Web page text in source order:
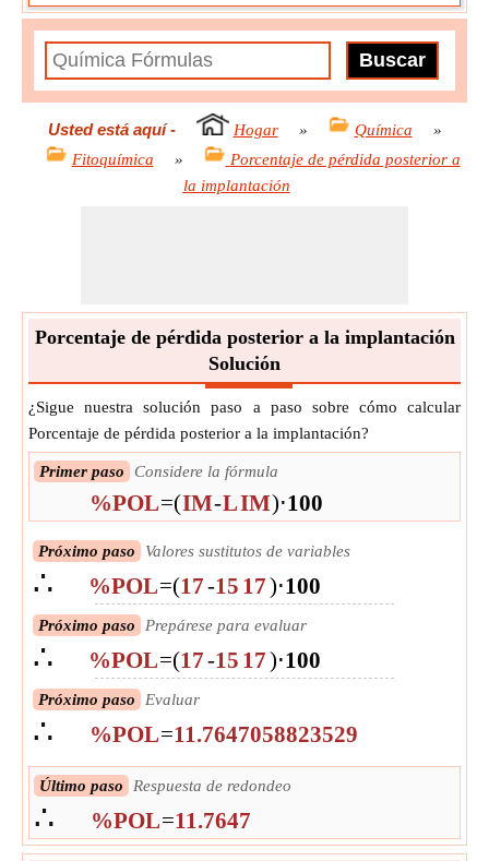
Usted está aquí- Hogar » Química
»
Fitoquímica
»
Porcentaje de pérdida posterior a
la implantación
Porcentaje de pérdida posterior a la implantación
Solución
¿Sigue nuestra solución paso a paso sobre cómo calcular
Porcentaje de pérdida posterior a la implantación?
Primer paso Considere la fórmula
%POL=(IM-LIM)⋅100
Próximo paso Valores sustitutos de variables
∴ %POL=(17-15 17)⋅100
Próximo paso Prepárese para evaluar
∴ %POL=(17-15 17)⋅100
Próximo paso Evaluar
∴ %POL=11.7647058823529
Último paso Respuesta de redondeo
∴ %POL=11.7647